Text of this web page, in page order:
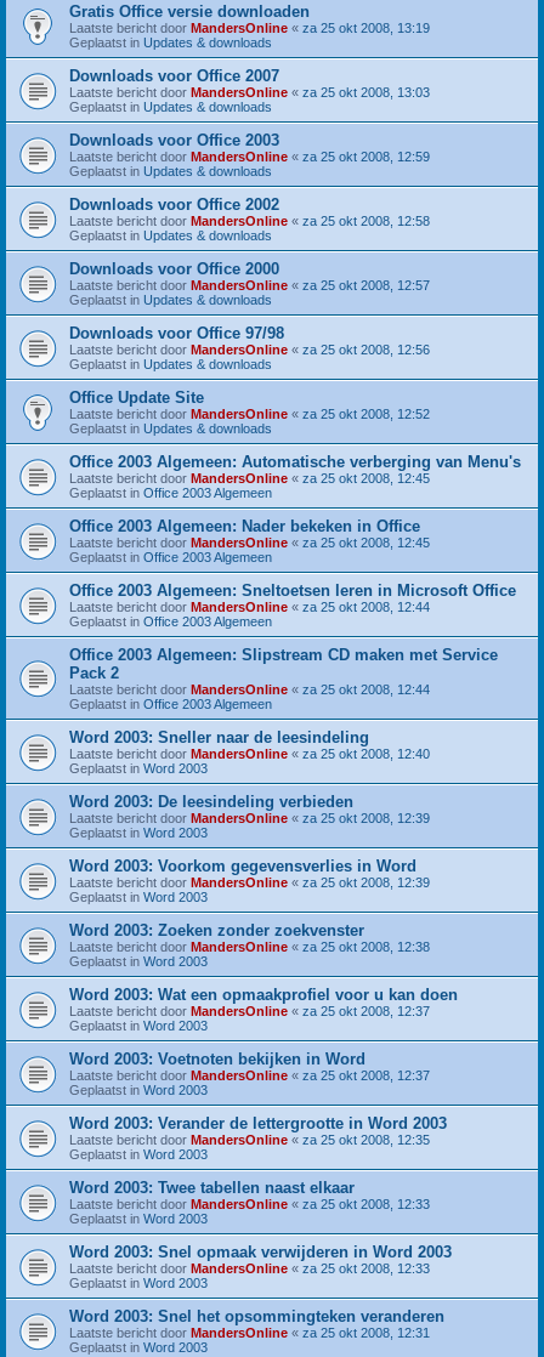
Gratis Office versie downloaden
Laatste bericht door MandersOnline « za 25 okt 2008, 13:19
Geplaatst in Updates & downloads
Downloads voor Office 2007
Laatste bericht door MandersOnline « za 25 okt 2008, 13:03
Geplaatst in Updates & downloads
Downloads voor Office 2003
Laatste bericht door MandersOnline « za 25 okt 2008, 12:59
Geplaatst in Updates & downloads
Downloads voor Office 2002
Laatste bericht door MandersOnline « za 25 okt 2008, 12:58
Geplaatst in Updates & downloads
Downloads voor Office 2000
Laatste bericht door MandersOnline « za 25 okt 2008, 12:57
Geplaatst in Updates & downloads
Downloads voor Office 97/98
Laatste bericht door MandersOnline « za 25 okt 2008, 12:56
Geplaatst in Updates & downloads
Office Update Site
Laatste bericht door MandersOnline « za 25 okt 2008, 12:52
Geplaatst in Updates & downloads
Office 2003 Algemeen: Automatische verberging van Menu's
Laatste bericht door MandersOnline « za 25 okt 2008, 12:45
Geplaatst in Office 2003 Algemeen
Office 2003 Algemeen: Nader bekeken in Office
Laatste bericht door MandersOnline « za 25 okt 2008, 12:45
Geplaatst in Office 2003 Algemeen
Office 2003 Algemeen: Sneltoetsen leren in Microsoft Office
Laatste bericht door MandersOnline « za 25 okt 2008, 12:44
Geplaatst in Office 2003 Algemeen
Office 2003 Algemeen: Slipstream CD maken met Service
Pack 2
Laatste bericht door MandersOnline « za 25 okt 2008, 12:44
Geplaatst in Office 2003 Algemeen
Word 2003: Sneller naar de leesindeling
Laatste bericht door MandersOnline « za 25 okt 2008, 12:40
Geplaatst in Word 2003
Word 2003: De leesindeling verbieden
Laatste bericht door MandersOnline « za 25 okt 2008, 12:39
Geplaatst in Word 2003
Word 2003: Voorkom gegevensverlies in Word
Laatste bericht door MandersOnline « za 25 okt 2008, 12:39
Geplaatst in Word 2003
Word 2003: Zoeken zonder zoekvenster
Laatste bericht door MandersOnline « za 25 okt 2008, 12:38
Geplaatst in Word 2003
Word 2003: Wat een opmaakprofiel voor u kan doen
Laatste bericht door MandersOnline « za 25 okt 2008, 12:37
Geplaatst in Word 2003
Word 2003: Voetnoten bekijken in Word
Laatste bericht door MandersOnline « za 25 okt 2008, 12:37
Geplaatst in Word 2003
Word 2003: Verander de lettergrootte in Word 2003
Laatste bericht door MandersOnline « za 25 okt 2008, 12:35
Geplaatst in Word 2003
Word 2003: Twee tabellen naast elkaar
Laatste bericht door MandersOnline « za 25 okt 2008, 12:33
Geplaatst in Word 2003
Word 2003: Snel opmaak verwijderen in Word 2003
Laatste bericht door MandersOnline « za 25 okt 2008, 12:33
Geplaatst in Word 2003
Word 2003: Snel het opsommingteken veranderen
Laatste bericht door MandersOnline « za 25 okt 2008, 12:31
Geplaatst in Word 2003